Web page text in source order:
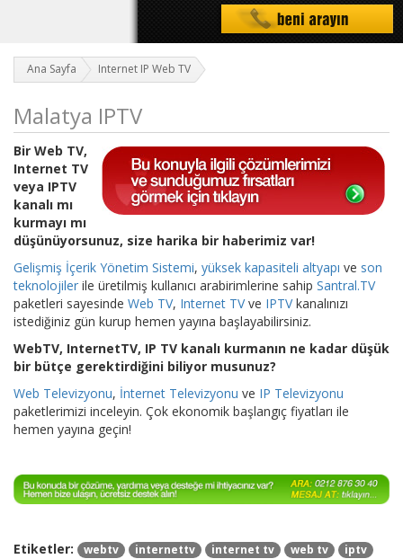
Ana Sayfa Internet IP Web TV
Malatya IPTV
Bir Web TV,
Internet TV
veya IPTV
kanalı mı
kurmayı mı
düşünüyorsunuz, size harika bir haberimiz var!
Gelişmiş İçerik Yönetim Sistemi, yüksek kapasiteli altyapı ve son
teknolojiler ile üretilmiş kullanıcı arabirimlerine sahip Santral.TV
paketleri sayesinde Web TV, Internet TVve IPTVkanalınızı
istediğiniz gün kurup hemen yayına başlayabilirsiniz.
WebTV, InternetTV, IP TV kanalı kurmanın ne kadar düşük
bir bütçe gerektirdiğini biliyor musunuz?
Web Televizyonu, İnternet Televizyonu ve IP Televizyonu
paketlerimizi inceleyin. Çok ekonomik başlangıç fiyatları ile
hemen yayına geçin!
Etiketler: webtv internettv internet tv web tv
iptv